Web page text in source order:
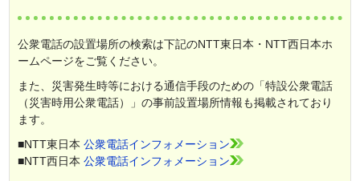
公衆電話の設置場所の検索は下記のNTT東日本・NTT西日本ホ
ームページをご覧ください。
また、災害発生時等における通信手段のための「特設公衆電話
（災害時用公衆電話）」の事前設置場所情報も掲載されており
ます。
■NTT東日本公衆電話インフォメーション
■NTT西日本公衆電話インフォメーション